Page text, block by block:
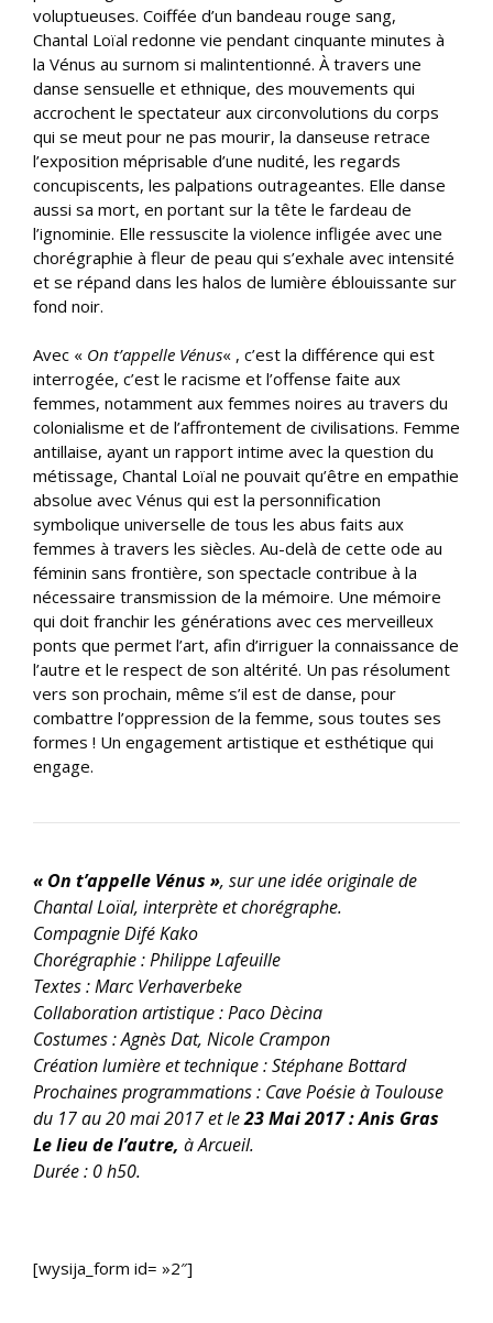
voluptueuses. Coiffée d’un bandeau rouge sang,
Chantal Loïal redonne vie pendant cinquante minutes à
la Vénus au surnom si malintentionné. À travers une
danse sensuelle et ethnique, des mouvements qui
accrochent le spectateur aux circonvolutions du corps
qui se meut pour ne pas mourir, la danseuse retrace
l’exposition méprisable d’une nudité, les regards
concupiscents, les palpations outrageantes. Elle danse
aussi sa mort, en portant sur la tête le fardeau de
l’ignominie. Elle ressuscite la violence infligée avec une
chorégraphie à fleur de peau qui s’exhale avec intensité
et se répand dans les halos de lumière éblouissante sur
fond noir.
Avec « On t’appelle Vénus« , c’est la différence qui est
interrogée, c’est le racisme et l’offense faite aux
femmes, notamment aux femmes noires au travers du
colonialisme et de l’affrontement de civilisations. Femme
antillaise, ayant un rapport intime avec la question du
métissage, Chantal Loïal ne pouvait qu’être en empathie
absolue avec Vénus qui est la personnification
symbolique universelle de tous les abus faits aux
femmes à travers les siècles. Au-delà de cette ode au
féminin sans frontière, son spectacle contribue à la
nécessaire transmission de la mémoire. Une mémoire
qui doit franchir les générations avec ces merveilleux
ponts que permet l’art, afin d’irriguer la connaissance de
l’autre et le respect de son altérité. Un pas résolument
vers son prochain, même s’il est de danse, pour
combattre l’oppression de la femme, sous toutes ses
formes ! Un engagement artistique et esthétique qui
engage.
« On t’appelle Vénus », sur une idée originale de
Chantal Loïal, interprète et chorégraphe.
Compagnie Difé Kako
Chorégraphie : Philippe Lafeuille
Textes : Marc Verhaverbeke
Collaboration artistique : Paco Dècina
Costumes : Agnès Dat, Nicole Crampon
Création lumière et technique : Stéphane Bottard
Prochaines programmations : Cave Poésie à Toulouse
du 17 au 20 mai 2017 et le23 Mai 2017 : Anis Gras
Le lieu de l’autre, à Arcueil.
Durée : 0 h50.
[wysija_form id= »2″]